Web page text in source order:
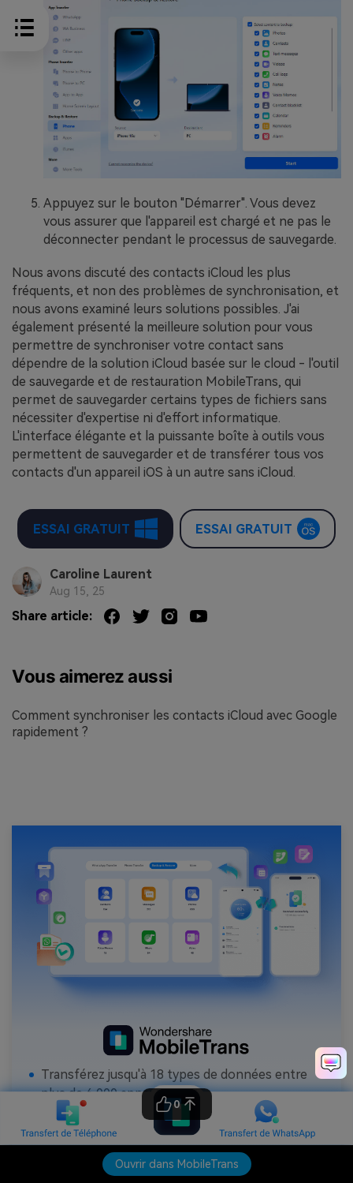
Ouvrir dans MobileTrans
Appuyez sur le bouton "Démarrer". Vous devez
vous assurer que l'appareil est chargé et ne pas le
déconnecter pendant le processus de sauvegarde.
Nous avons discuté des contacts iCloud les plus
fréquents, et non des problèmes de synchronisation, et
nous avons examiné leurs solutions possibles. J'ai
également présenté la meilleure solution pour vous
permettre de synchroniser votre contact sans
dépendre de la solution iCloud basée sur le cloud - l'outil
de sauvegarde et de restauration MobileTrans, qui
permet de sauvegarder certains types de fichiers sans
nécessiter d'expertise ni d'effort informatique.
L'interface élégante et la puissante boîte à outils vous
permettent de sauvegarder et de transférer tous vos
contacts d'un appareil iOS à un autre sans iCloud.
ESSAI GRATUIT ESSAI GRATUIT
Caroline Laurent
Aug 15, 25
Share article:
Vous aimerez aussi
Comment synchroniser les contacts iCloud avec Google
rapidement ?
Transférez jusqu'à 18 types de données entre
plus de 6 000 appareils.
Transférez vos données WhatsApp entre iOS et
Android.
Sauvegardez vos contacts, photos, musiques,
vidéos, calendriers, données WhatsApp etc sur
0